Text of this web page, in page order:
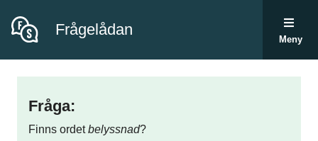
Frågelådan
Meny
Fråga:
Finns ordetbelyssnad?